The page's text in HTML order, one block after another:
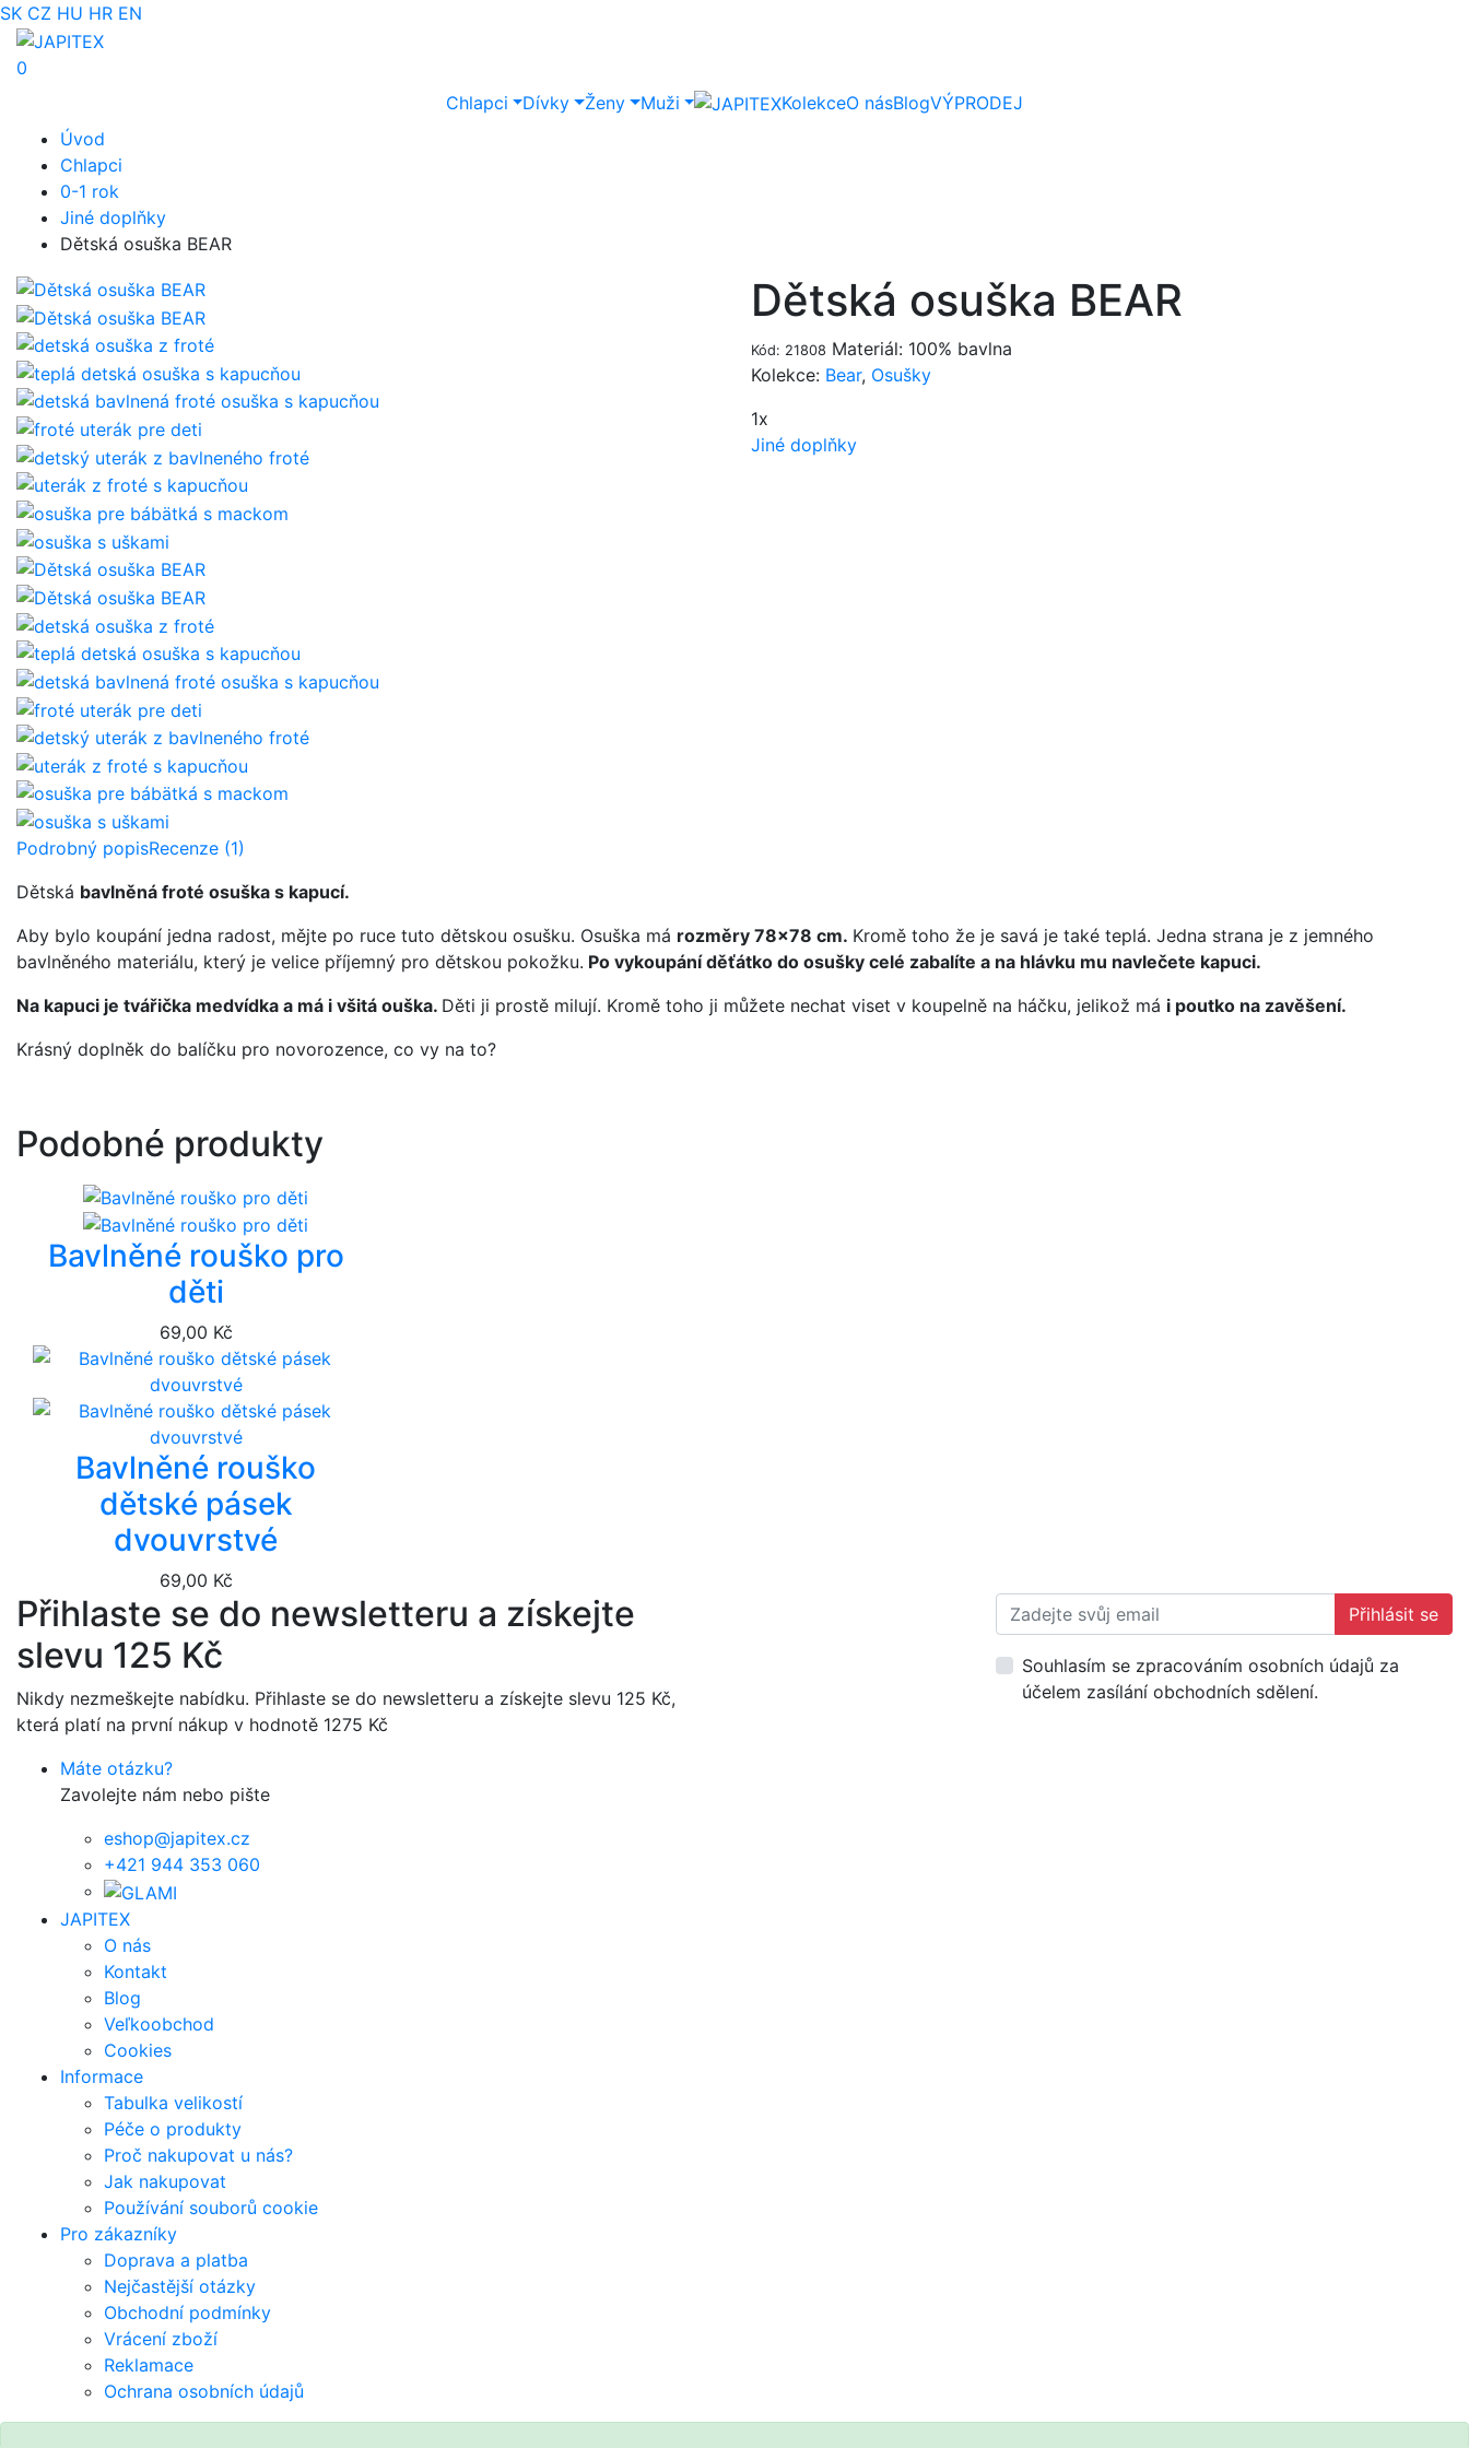
SK CZ HU HR EN
0
Chlapci
Dívky Ženy Muži KolekceO násBlogVÝPRODEJ
Úvod
Chlapci
0-1 rok
Jiné doplňky
Dětská osuška BEAR
Dětská osuška BEAR
Kód: 21808 Materiál: 100% bavlna
Kolekce: Bear, Osušky
1x
Jiné doplňky
Podrobný popisRecenze (1)
Dětská bavlněná froté osuška s kapucí.
Aby bylo koupání jedna radost, mějte po ruce tuto dětskou osušku. Osuška má rozměry 78x78 cm. Kromě toho že je savá je také teplá. Jedna strana je z jemného
bavlněného materiálu, který je velice příjemný pro dětskou pokožku. Po vykoupání děťátko do osušky celé zabalíte a na hlávku mu navlečete kapuci.
Na kapuci je tvářička medvídka a má i všitá ouška. Děti ji prostě milují. Kromě toho ji můžete nechat viset v koupelně na háčku, jelikož má i poutko na zavěšení.
Krásný doplněk do balíčku pro novorozence, co vy na to?
Podobné produkty
Bavlněné rouško pro
děti
69,00 Kč
Bavlněné rouško
dětské pásek
dvouvrstvé
69,00 Kč
Přihlaste se do newsletteru a získejte
slevu 125 Kč
Nikdy nezmeškejte nabídku. Přihlaste se do newsletteru a získejte slevu 125 Kč,
která platí na první nákup v hodnotě 1275 Kč
Přihlásit se
Souhlasím se zpracováním osobních údajů za
účelem zasílání obchodních sdělení.
Máte otázku?
Zavolejte nám nebo pište
eshop@japitex.cz
+421 944 353 060
JAPITEX
O nás
Kontakt
Blog
Veľkoobchod
Cookies
Informace
Tabulka velikostí
Péče o produkty
Proč nakupovat u nás?
Jak nakupovat
Používání souborů cookie
Pro zákazníky
Doprava a platba
Nejčastější otázky
Obchodní podmínky
Vrácení zboží
Reklamace
Ochrana osobních údajů